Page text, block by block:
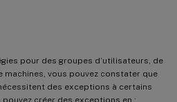
pour des groupes d’utilisateurs, de
vous pouvez constater que
des exceptions à certains
créer des exceptions en :